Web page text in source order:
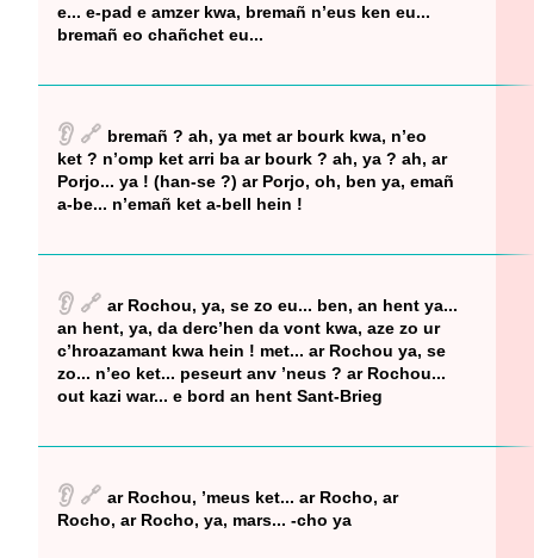
e... e-pad e amzer kwa, bremañ n’eus ken eu...
bremañ eo chañchet eu...
👂 🔗 bremañ ? ah, ya met ar bourk kwa, n’eo
ket ? n’omp ket arri ba ar bourk ? ah, ya ? ah, ar
Porjo... ya ! (han-se ?) ar Porjo, oh, ben ya, emañ
a-be... n’emañ ket a-bell hein !
👂 🔗 ar Rochou, ya, se zo eu... ben, an hent ya...
an hent, ya, da derc’hen da vont kwa, aze zo ur
c’hroazamant kwa hein ! met... ar Rochou ya, se
zo... n’eo ket... peseurt anv ’neus ? ar Rochou...
out kazi war... e bord an hent Sant-Brieg
👂 🔗 ar Rochou, ’meus ket... ar Rocho, ar
Rocho, ar Rocho, ya, mars... -cho ya